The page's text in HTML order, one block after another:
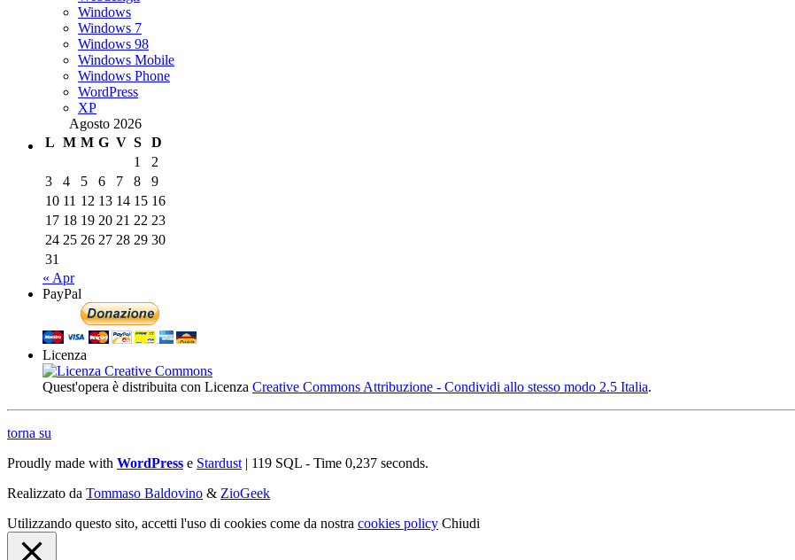
Windows
Windows 7
Windows 98
Windows Mobile
Windows Phone
WordPress
XP
Agosto 2026
L M M G V S
D
1
2
3
4 5 6 7 8
9
10 11 12 13 14 15 16
17 18 19 20 21 22 23
24 25 26 27 28 29 30
31
« Apr
PayPal
Licenza
Quest'opera è distribuita con Licenza Creative Commons Attribuzione - Condividi allo stesso modo 2.5 Italia.
torna su
Proudly made with WordPress e Stardust | 119 SQL - Time 0,237 seconds.
Realizzato da Tommaso Baldovino & ZioGeek
Utilizzando questo sito, accetti l'uso di cookies come da nostra cookies policy Chiudi